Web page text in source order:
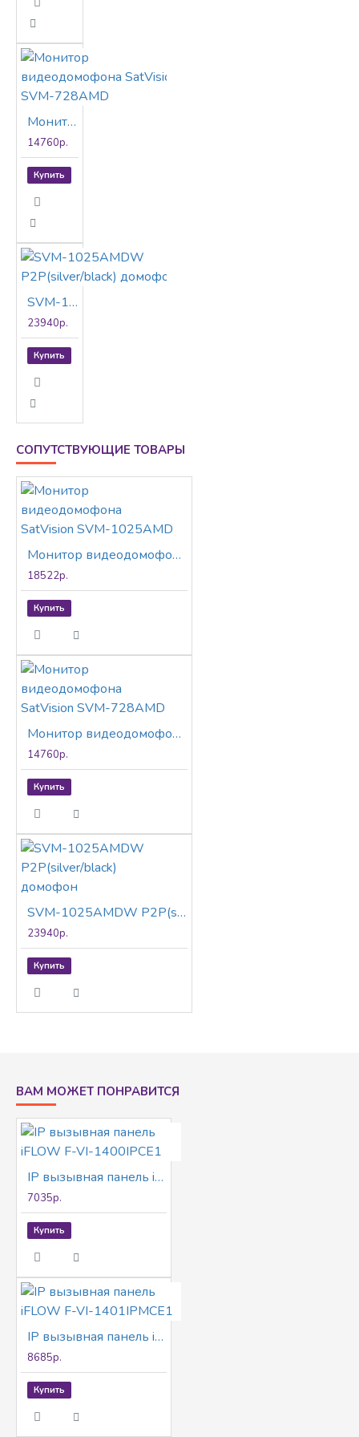
Монитор видеодомофона SatVision SVM-728AMD
14760р.
Купить
SVM-1025AMDW P2P(silver/black) домофон
23940р.
Купить
СОПУТСТВУЮЩИЕ ТОВАРЫ
Монитор видеодомофона SatVision SVM-1025AMD
18522р.
Купить
Монитор видеодомофона SatVision SVM-728AMD
14760р.
Купить
SVM-1025AMDW P2P(silver/black) домофон
23940р.
Купить
ВАМ МОЖЕТ ПОНРАВИТСЯ
IP вызывная панель iFLOW F-VI-1400IPCE1
7035р.
Купить
IP вызывная панель iFLOW F-VI-1401IPMCE1
8685р.
Купить